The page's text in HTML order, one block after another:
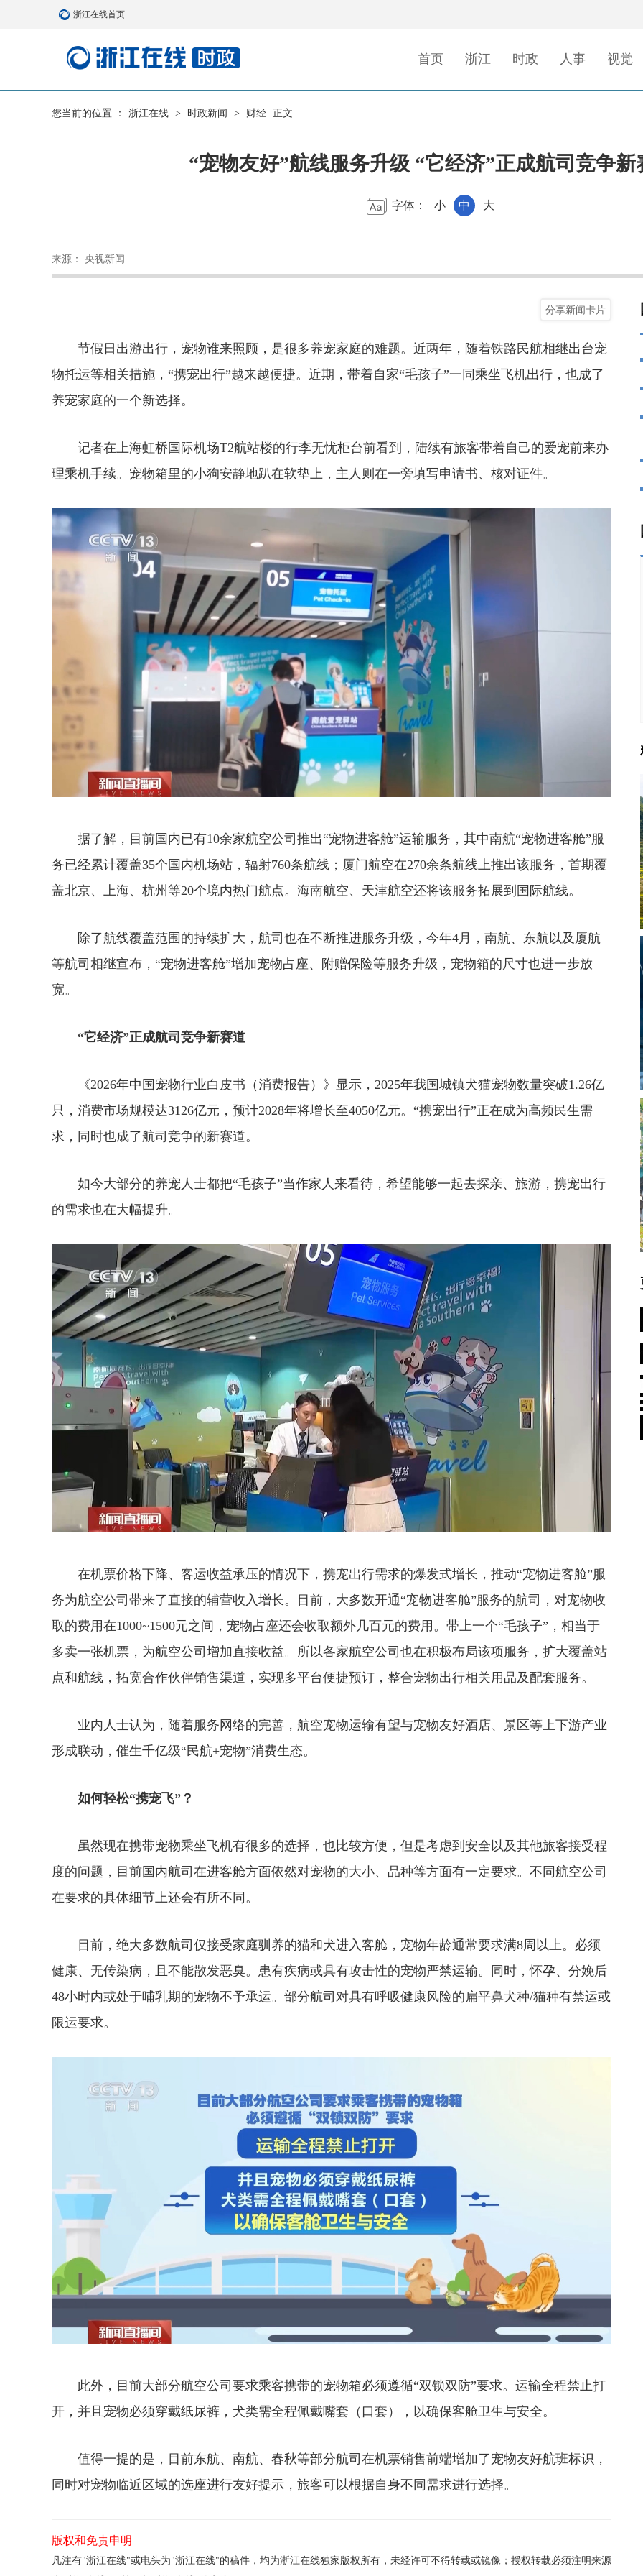
浙江在线首页
首页 浙江 时政 人事 视觉
您当前的位置 ： 浙江在线 > 时政新闻 > 财经 正文
“宠物友好”航线服务升级 “它经济”正成航司竞争新
字体： 小 中 大
来源： 央视新闻
分享新闻卡片
节假日出游出行，宠物谁来照顾，是很多养宠家庭的难题。近两年，随着铁路民航相继出台宠
物托运等相关措施，“携宠出行”越来越便捷。近期，带着自家“毛孩子”一同乘坐飞机出行，也成了
养宠家庭的一个新选择。
记者在上海虹桥国际机场T2航站楼的行李无忧柜台前看到，陆续有旅客带着自己的爱宠前来办
理乘机手续。宠物箱里的小狗安静地趴在软垫上，主人则在一旁填写申请书、核对证件。
据了解，目前国内已有10余家航空公司推出“宠物进客舱”运输服务，其中南航“宠物进客舱”服
务已经累计覆盖35个国内机场站，辐射760条航线；厦门航空在270余条航线上推出该服务，首期覆
盖北京、上海、杭州等20个境内热门航点。海南航空、天津航空还将该服务拓展到国际航线。
除了航线覆盖范围的持续扩大，航司也在不断推进服务升级，今年4月，南航、东航以及厦航
等航司相继宣布，“宠物进客舱”增加宠物占座、附赠保险等服务升级，宠物箱的尺寸也进一步放
宽。
“它经济”正成航司竞争新赛道
《2026年中国宠物行业白皮书（消费报告）》显示，2025年我国城镇犬猫宠物数量突破1.26亿
只，消费市场规模达3126亿元，预计2028年将增长至4050亿元。“携宠出行”正在成为高频民生需
求，同时也成了航司竞争的新赛道。
如今大部分的养宠人士都把“毛孩子”当作家人来看待，希望能够一起去探亲、旅游，携宠出行
的需求也在大幅提升。
在机票价格下降、客运收益承压的情况下，携宠出行需求的爆发式增长，推动“宠物进客舱”服
务为航空公司带来了直接的辅营收入增长。目前，大多数开通“宠物进客舱”服务的航司，对宠物收
取的费用在1000~1500元之间，宠物占座还会收取额外几百元的费用。带上一个“毛孩子”，相当于
多卖一张机票，为航空公司增加直接收益。所以各家航空公司也在积极布局该项服务，扩大覆盖站
点和航线，拓宽合作伙伴销售渠道，实现多平台便捷预订，整合宠物出行相关用品及配套服务。
业内人士认为，随着服务网络的完善，航空宠物运输有望与宠物友好酒店、景区等上下游产业
形成联动，催生千亿级“民航+宠物”消费生态。
如何轻松“携宠飞”？
虽然现在携带宠物乘坐飞机有很多的选择，也比较方便，但是考虑到安全以及其他旅客接受程
度的问题，目前国内航司在进客舱方面依然对宠物的大小、品种等方面有一定要求。不同航空公司
在要求的具体细节上还会有所不同。
目前，绝大多数航司仅接受家庭驯养的猫和犬进入客舱，宠物年龄通常要求满8周以上。必须
健康、无传染病，且不能散发恶臭。患有疾病或具有攻击性的宠物严禁运输。同时，怀孕、分娩后
48小时内或处于哺乳期的宠物不予承运。部分航司对具有呼吸健康风险的扁平鼻犬种/猫种有禁运或
限运要求。
此外，目前大部分航空公司要求乘客携带的宠物箱必须遵循“双锁双防”要求。运输全程禁止打
开，并且宠物必须穿戴纸尿裤，犬类需全程佩戴嘴套（口套），以确保客舱卫生与安全。
值得一提的是，目前东航、南航、春秋等部分航司在机票销售前端增加了宠物友好航班标识，
同时对宠物临近区域的选座进行友好提示，旅客可以根据自身不同需求进行选择。
版权和免责申明
凡注有"浙江在线"或电头为"浙江在线"的稿件，均为浙江在线独家版权所有，未经许可不得转载或镜像；授权转载必须注明来源